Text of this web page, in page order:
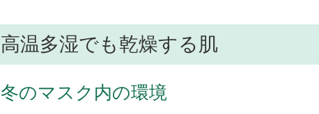
高温多湿でも乾燥する肌
冬のマスク内の環境